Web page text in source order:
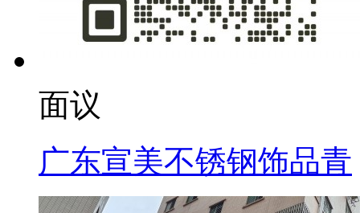
面议
广东宣美不锈钢饰品青